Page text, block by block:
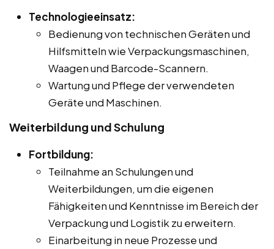
Technologieeinsatz:
Bedienung von technischen Geräten und
Hilfsmitteln wie Verpackungsmaschinen,
Waagen und Barcode-Scannern.
Wartung und Pflege der verwendeten
Geräte und Maschinen.
Weiterbildung und Schulung
Fortbildung:
Teilnahme an Schulungen und
Weiterbildungen, um die eigenen
Fähigkeiten und Kenntnisse im Bereich der
Verpackung und Logistik zu erweitern.
Einarbeitung in neue Prozesse und